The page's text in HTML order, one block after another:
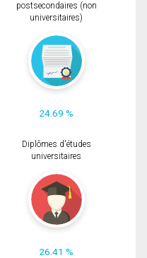
postsecondaires (non
universitaires)
24.69 %
Diplômes d'études
universitaires
26.41 %